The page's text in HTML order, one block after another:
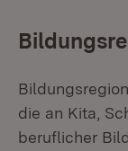
die an Kita,
beruflicher